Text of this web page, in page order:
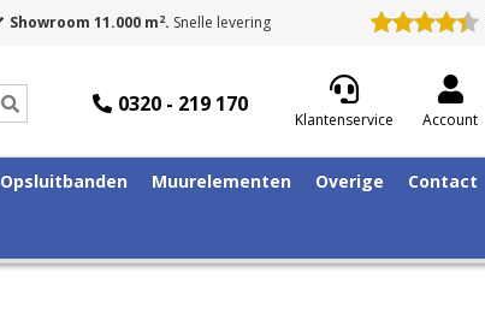
Showroom 11.000 m2. Snelle levering
0320 - 219 170
Klantenservice Account
Opsluitbanden Muurelementen Overige Contact